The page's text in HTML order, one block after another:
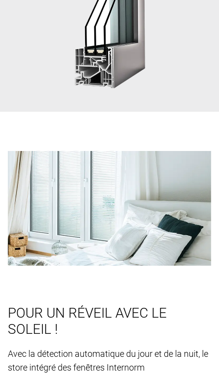
POUR UN RÉVEIL AVEC LE
SOLEIL !
Avec la détection automatique du jour et de la nuit, le
store intégré des fenêtres Internorm